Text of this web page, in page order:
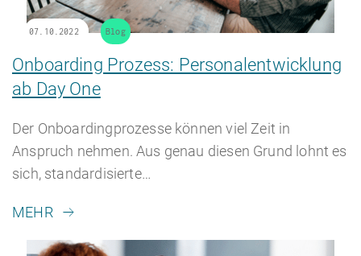
07.10.2022 Blog
Onboarding Prozess: Personalentwicklung
ab Day One
Der Onboardingprozesse können viel Zeit in
Anspruch nehmen. Aus genau diesen Grund lohnt es
sich, standardisierte…
MEHR